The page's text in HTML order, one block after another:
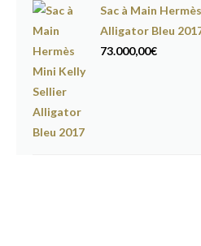
Sac à Main
Alligator Bleu
73.000,00€